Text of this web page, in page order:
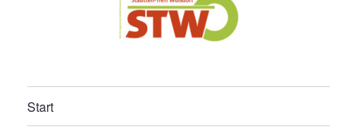
Start